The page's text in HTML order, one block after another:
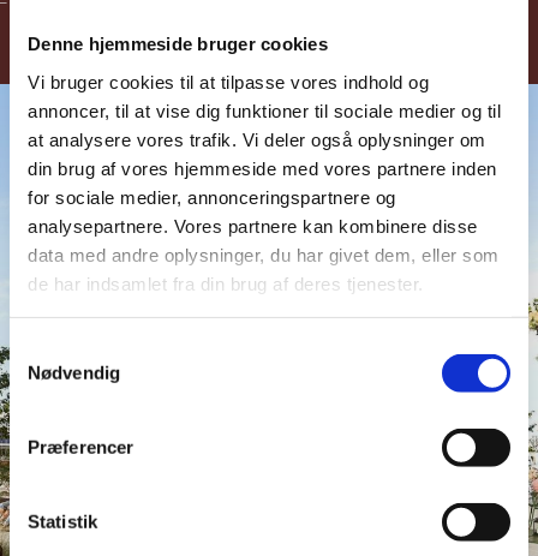
Denne hjemmeside bruger cookies
Vi bruger cookies til at tilpasse vores indhold og
annoncer, til at vise dig funktioner til sociale medier og til
at analysere vores trafik. Vi deler også oplysninger om
din brug af vores hjemmeside med vores partnere inden
for sociale medier, annonceringspartnere og
analysepartnere. Vores partnere kan kombinere disse
data med andre oplysninger, du har givet dem, eller som
de har indsamlet fra din brug af deres tjenester.
Samtykkevalg
Nødvendig
Præferencer
Statistik